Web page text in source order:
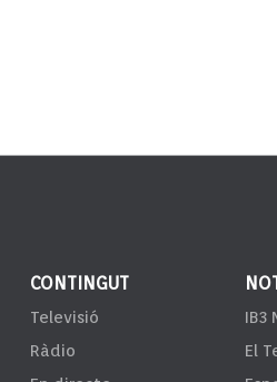
CONTINGUT
Televisió
Ràdio
IB3
El